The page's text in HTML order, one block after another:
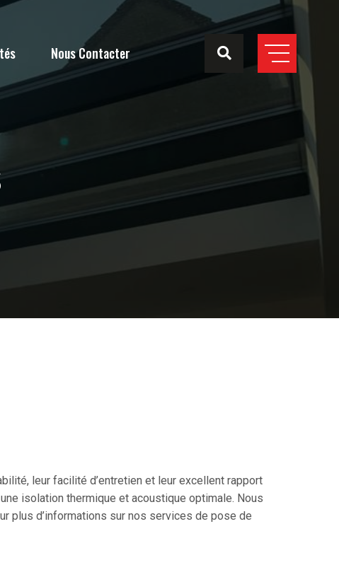
Nous Contacter
leur facilité d’entretien et leur excellent rapport
isolation thermique et acoustique optimale. Nous
plus d’informations sur nos services de pose de